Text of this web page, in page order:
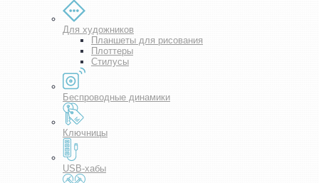
Для художников
Планшеты для рисования
Плоттеры
Стилусы
Беспроводные динамики
Ключницы
USB-хабы